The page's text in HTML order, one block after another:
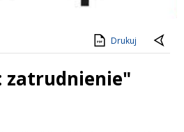
Drukuj
zatrudnienie"